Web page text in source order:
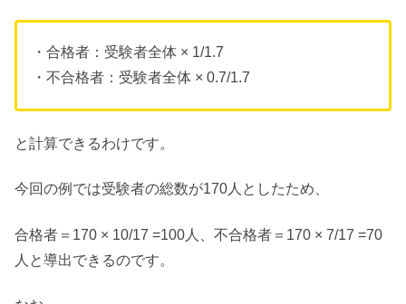
・合格者：受験者全体 × 1/1.7
・不合格者：受験者全体 × 0.7/1.7
と計算できるわけです。
今回の例では受験者の総数が170人としたため、
合格者＝170 × 10/17 =100人、不合格者＝170 × 7/17 =70
人と導出できるのです。